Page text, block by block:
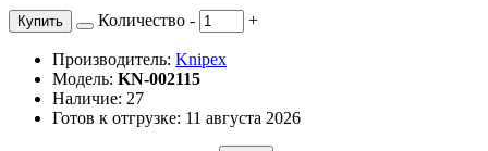
Купить Количество - +
Производитель: Knipex
Модель: KN-002115
Наличие: 27
Готов к отгрузке: 11 августа 2026